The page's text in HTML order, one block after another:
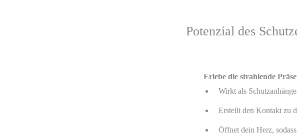
Potenzial des
Erlebe die strahlende
Wirkt als
Erstellt den Kontakt zu
Öffnet dein Herz,